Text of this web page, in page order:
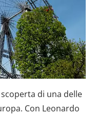
di una delle
Con Leonardo